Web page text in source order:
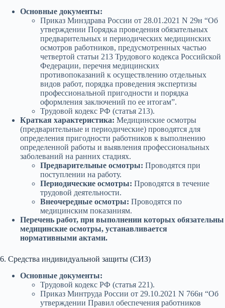
Основные документы:
Приказ Минздрава России от 28.01.2021 N 29н “Об
утверждении Порядка проведения обязательных
предварительных и периодических медицинских
осмотров работников, предусмотренных частью
четвертой статьи 213 Трудового кодекса Российской
Федерации, перечня медицинских
противопоказаний к осуществлению отдельных
видов работ, порядка проведения экспертизы
профессиональной пригодности и порядка
оформления заключений по ее итогам”.
Трудовой кодекс РФ (статья 213).
Краткая характеристика: Медицинские осмотры
(предварительные и периодические) проводятся для
определения пригодности работников к выполнению
определенной работы и выявления профессиональных
заболеваний на ранних стадиях.
Предварительные осмотры: Проводятся при
поступлении на работу.
Периодические осмотры: Проводятся в течение
трудовой деятельности.
Внеочередные осмотры: Проводятся по
медицинским показаниям.
Перечень работ, при выполнении которых обязательны
медицинские осмотры, устанавливается
нормативными актами.
6. Средства индивидуальной защиты (СИЗ)
Основные документы:
Трудовой кодекс РФ (статья 221).
Приказ Минтруда России от 29.10.2021 N 766н “Об
утверждении Правил обеспечения работников